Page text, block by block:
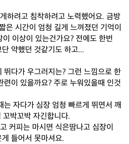
하려고 침착하려고 노력했어요. 금방
은 시간이 엄청 길게 느껴졌던 기억이
이상이 있는건가요? 전에도 한번
약했던 것같기도 하고...
뛰다가 우그러지는? 그런 느낌으로 한
련이 있을까요? 주로 누워있을때 인것
자다가 심장 엄청 빠르게 뛰면서 깨
박꼬박 자긴합니다.
커피는 마시면 식은땀나고 심장이
들어서 못마셔요.